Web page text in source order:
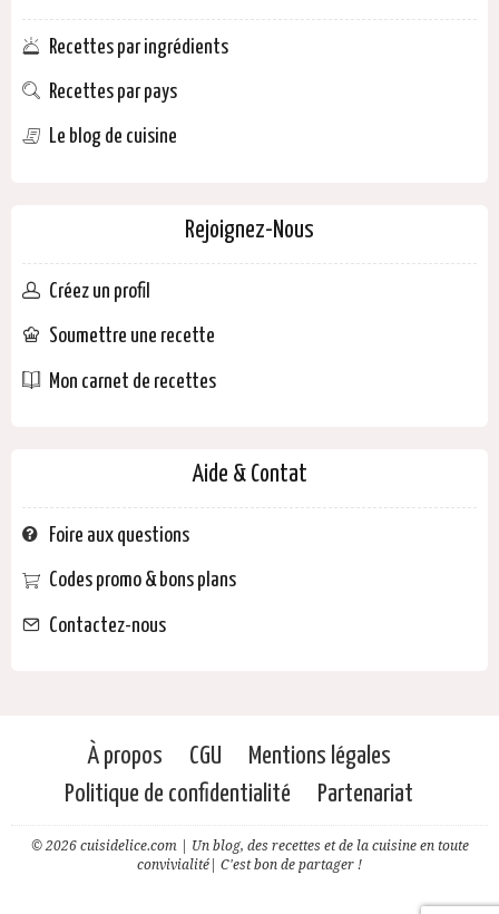
Recettes par ingrédients
Recettes par pays
Le blog de cuisine
Rejoignez-Nous
Créez un profil
Soumettre une recette
Mon carnet de recettes
Aide & Contat
Foire aux questions
Codes promo & bons plans
Contactez-nous
À propos CGU
Mentions légales
Politique de confidentialité
Partenariat
© 2026 cuisidelice.com | Un blog, des recettes et de la cuisine en toute
convivialité| C'est bon de partager !